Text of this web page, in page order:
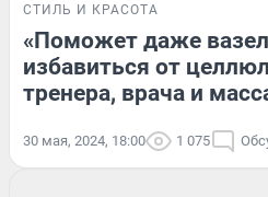
СТИЛЬ И КРАСОТА
«Поможет даже
избавиться от
тренера, врача и
30 мая, 2024, 18:00 1 075